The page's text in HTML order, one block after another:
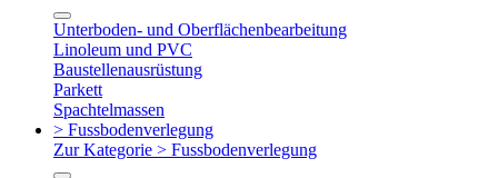
Unterboden- und Oberflächenbearbeitung
Linoleum und PVC
Baustellenausrüstung
Parkett
Spachtelmassen
> Fussbodenverlegung
Zur Kategorie > Fussbodenverlegung